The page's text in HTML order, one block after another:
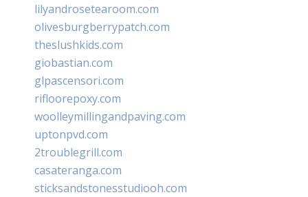
lilyandrosetearoom.com
olivesburgberrypatch.com
theslushkids.com
giobastian.com
glpascensori.com
rifloorepoxy.com
woolleymillingandpaving.com
uptonpvd.com
2troublegrill.com
casateranga.com
sticksandstonesstudiooh.com